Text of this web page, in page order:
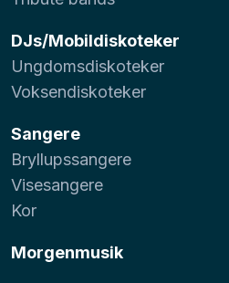
DJs/Mobildiskoteker
Ungdomsdiskoteker
Voksendiskoteker
Sangere
Bryllupssangere
Visesangere
Kor
Morgenmusik